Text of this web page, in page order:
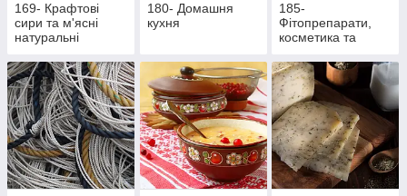
169- Крафтові
сири та м'ясні
натуральні
180- Домашня
кухня
185-
Фітопрепарати,
косметика та